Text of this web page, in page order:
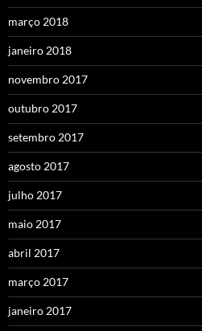
março 2018
janeiro 2018
novembro 2017
outubro 2017
setembro 2017
agosto 2017
julho 2017
maio 2017
abril 2017
março 2017
janeiro 2017